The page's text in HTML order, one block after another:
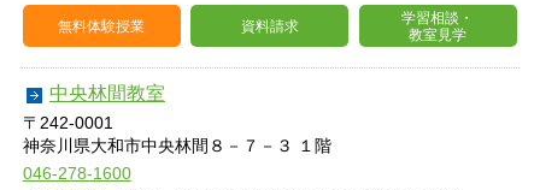
英語検定対策 英語検定試験対策
定テ対策 定期テスト対策
大学一般選抜対策 大学入試一般選抜対策
無料体験授業 資料請求
学習相談・
教室見学
中央林間教室
〒242-0001
神奈川県大和市中央林間８－７－３ １階
046-278-1600